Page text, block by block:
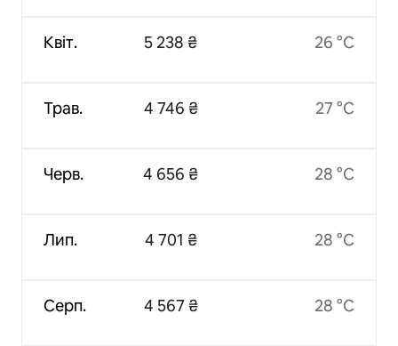
Квіт.
Трав.
Черв.
Лип.
Серп.
5 238 ₴
4 746 ₴
4 656 ₴
4 701 ₴
4 567 ₴
26 °C
27 °C
28 °C
28 °C
28 °C